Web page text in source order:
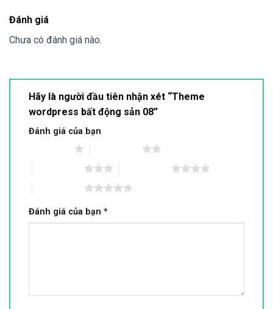
Đánh giá
Chưa có đánh giá nào.
Hãy là người đầu tiên nhận xét “Theme
wordpress bất động sản 08”
Đánh giá của bạn
Đánh giá của bạn *